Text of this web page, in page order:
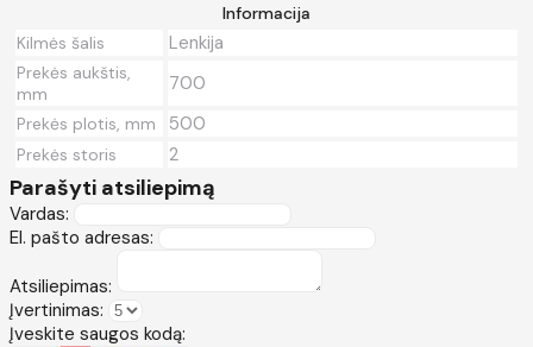
Informacija
Kilmės šalis
Lenkija
Prekės aukštis,
mm
700
Prekės plotis, mm 500
Prekės storis 2
Parašyti atsiliepimą
Vardas:
El. pašto adresas:
Atsiliepimas:
Įvertinimas:
Įveskite saugos kodą: